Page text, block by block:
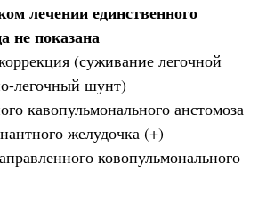
лечении единственного
не показана
(суживание легочной
легочный шунт)
кавопульмонального анстомоза
желудочка (+)
ковопульмонального